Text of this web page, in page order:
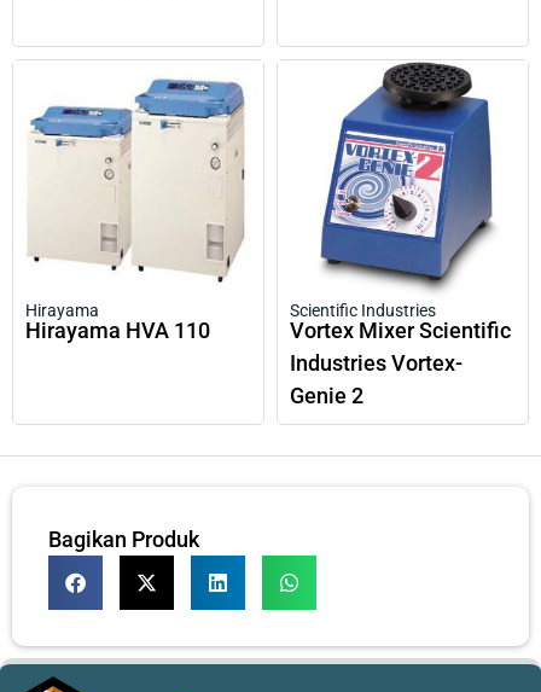
Hirayama
Hirayama HVA 110
Scientific Industries
Vortex Mixer Scientific
Industries Vortex-
Genie 2
Bagikan Produk